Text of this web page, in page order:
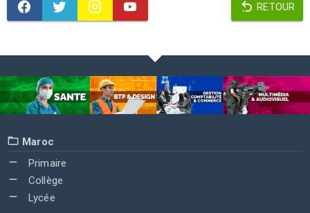
RETOUR
Maroc
Primaire
Collège
Lycée